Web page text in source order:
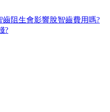
齒阻生會影響脫智齒費用嗎?
?